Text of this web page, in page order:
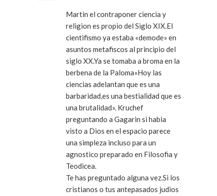
Martin el contraponer ciencia y
religion es propio del Siglo XIX.El
cientifismo ya estaba «demode» en
asuntos metafiscos al principio del
siglo XX.Ya se tomaba a broma en la
berbena de la Paloma»Hoy las
ciencias adelantan que es una
barbaridad,es una bestialidad que es
una brutalidad». Kruchef
preguntando a Gagarin si habia
visto a Dios en el espacio parece
una simpleza incluso para un
agnostico preparado en Filosofia y
Teodicea.
Te has preguntado alguna vez.Si los
cristianos o tus antepasados judios